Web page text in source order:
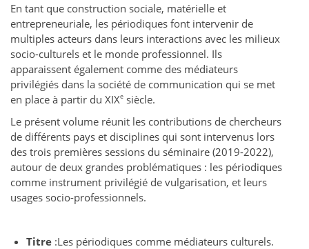
En tant que construction sociale, matérielle et
entrepreneuriale, les périodiques font intervenir de
multiples acteurs dans leurs interactions avec les milieux
socio-culturels et le monde professionnel. Ils
apparaissent également comme des médiateurs
privilégiés dans la société de communication qui se met
en place à partir du XIXe siècle.
Le présent volume réunit les contributions de chercheurs
de différents pays et disciplines qui sont intervenus lors
des trois premières sessions du séminaire (2019-2022),
autour de deux grandes problématiques : les périodiques
comme instrument privilégié de vulgarisation, et leurs
usages socio-professionnels.
Titre :Les périodiques comme médiateurs culturels.